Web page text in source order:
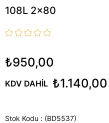
108L 2x80
₺950,00
KDV DAHIL ₺1.140,00
Stok Kodu
(BD5537)